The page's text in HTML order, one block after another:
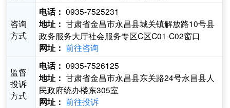
咨询
方式
电话： 0935-7525231
地址： 甘肃省金昌市永昌县城关镇解放路10号县
政务服务大厅社会服务专区C区C01-C02窗口
网址： 前往咨询
监督
投诉
方式
电话： 0935-7526125
地址： 甘肃省金昌市永昌县东关路24号永昌县人
民政府统办楼东305室
网址： 前往投诉